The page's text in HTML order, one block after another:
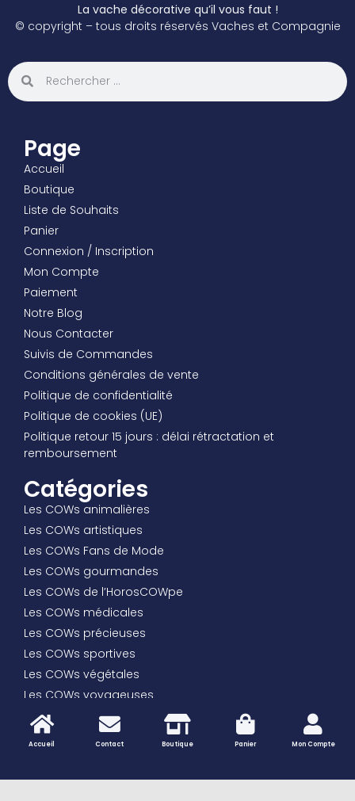
Accueil Contact Boutique Panier Mon Compte
La vache décorative qu’il vous faut !
© copyright – tous droits réservés Vaches et Compagnie
Page
Accueil
Boutique
Liste de Souhaits
Panier
Connexion / Inscription
Mon Compte
Paiement
Notre Blog
Nous Contacter
Suivis de Commandes
Conditions générales de vente
Politique de confidentialité
Politique de cookies (UE)
Politique retour 15 jours : délai rétractation et
remboursement
Catégories
Les COWs animalières
Les COWs artistiques
Les COWs Fans de Mode
Les COWs gourmandes
Les COWs de l’HorosCOWpe
Les COWs médicales
Les COWs précieuses
Les COWs sportives
Les COWs végétales
Les COWs voyageuses
… et toutes les autres COWs
les Trophées des COWs